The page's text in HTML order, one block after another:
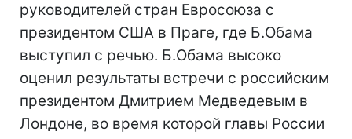
руководителей стран Евросоюза с
президентом США в Праге, где Б.Обама
выступил с речью. Б.Обама высоко
оценил результаты встречи с российским
президентом Дмитрием Медведевым в
Лондоне, во время которой главы России